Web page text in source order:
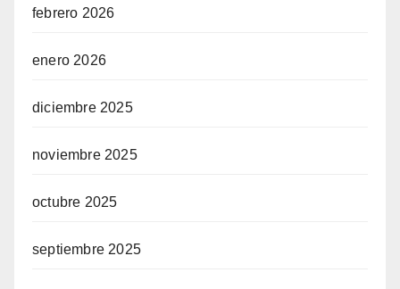
febrero 2026
enero 2026
diciembre 2025
noviembre 2025
octubre 2025
septiembre 2025